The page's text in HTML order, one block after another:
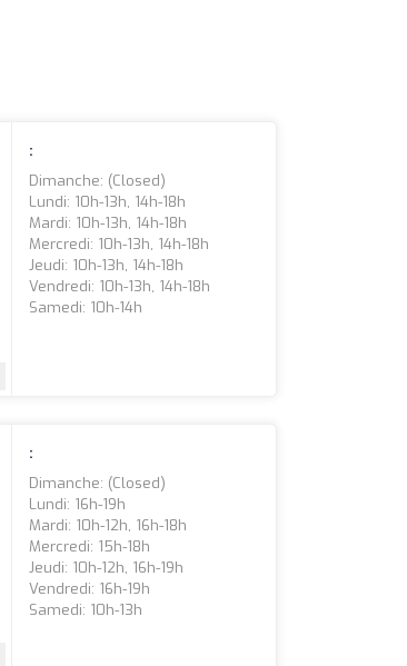
:
Dimanche: (closed)
Lundi: 10h-13h, 14h-18h
Mardi: 10h-13h, 14h-18h
Mercredi: 10h-13h, 14h-18h
Jeudi: 10h-13h, 14h-18h
Vendredi: 10h-13h, 14h-18h
Samedi: 10h-14h
:
Dimanche: (closed)
Lundi: 16h-19h
Mardi: 10h-12h, 16h-18h
Mercredi: 15h-18h
Jeudi: 10h-12h, 16h-19h
Vendredi: 16h-19h
Samedi: 10h-13h